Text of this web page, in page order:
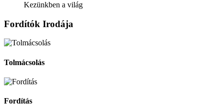
Kezünkben a világ
Fordítók Irodája
Tolmácsolás
Fordítás